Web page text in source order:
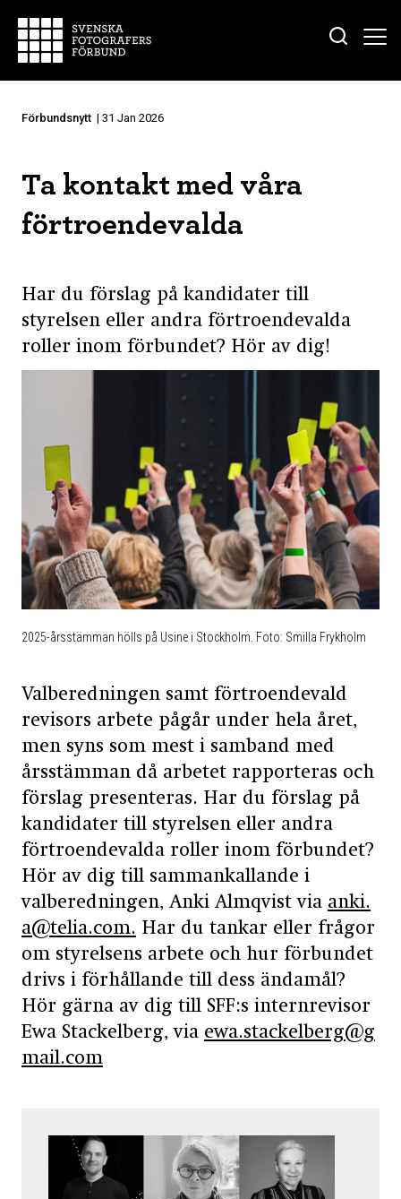
Förbundsnytt | 31 Jan 2026
Ta kontakt med våra
förtroendevalda
Har du förslag på kandidater till
styrelsen eller andra förtroendevalda
roller inom förbundet? Hör av dig!
2025-årsstämman hölls på Usine i Stockholm. Foto: Smilla Frykholm
Valberedningen samt förtroendevald
revisors arbete pågår under hela året,
men syns som mest i samband med
årsstämman då arbetet rapporteras och
förslag presenteras. Har du förslag på
kandidater till styrelsen eller andra
förtroendevalda roller inom förbundet?
Hör av dig till sammankallande i
valberedningen, Anki Almqvist via anki.
a@telia.com. Har du tankar eller frågor
om styrelsens arbete och hur förbundet
drivs i förhållande till dess ändamål?
Hör gärna av dig till SFF:s internrevisor
Ewa Stackelberg, via ewa.stackelberg@g
mail.com